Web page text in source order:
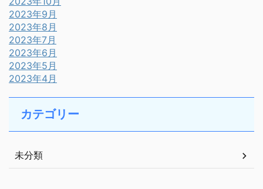
2023年9月
2023年8月
2023年7月
2023年6月
2023年5月
2023年4月
カテゴリー
未分類